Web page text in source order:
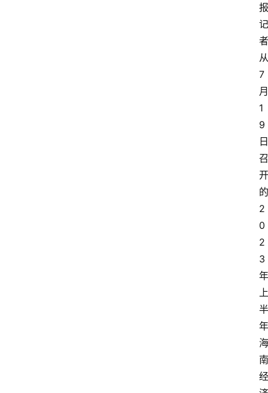
报
记
者
从
7
月
1
9
日
召
开
的
2
0
2
3
年
上
半
年
海
南
经